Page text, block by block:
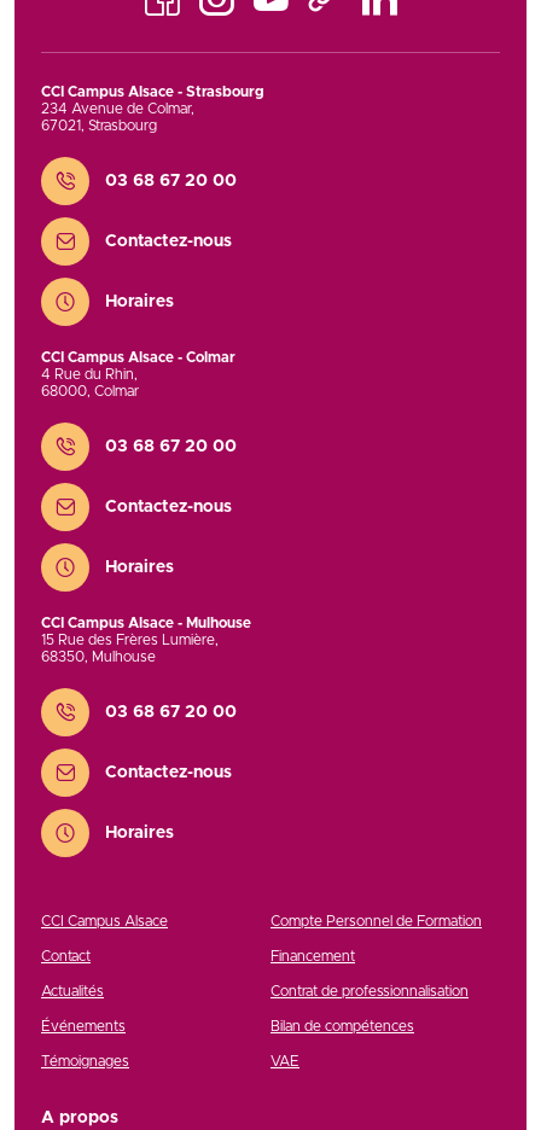
FacebookInstagramYoutube TikTok
CCI Campus Alsace - Strasbourg
234 Avenue de Colmar,
67021, Strasbourg
Contact
03 68 67 20 00
Contactez-nous
Horaires
CCI Campus Alsace - Colmar
4 Rue du Rhin,
68000, Colmar
Contact
03 68 67 20 00
Contactez-nous
Horaires
CCI Campus Alsace - Mulhouse
15 Rue des Frères Lumière,
68350, Mulhouse
Contact
03 68 67 20 00
Contactez-nous
Horaires
CCI Campus Alsace
Contact
Actualités
Événements
Témoignages
Compte Personnel de Formation
Financement
Contrat de professionnalisation
Bilan de compétences
VAE
A propos